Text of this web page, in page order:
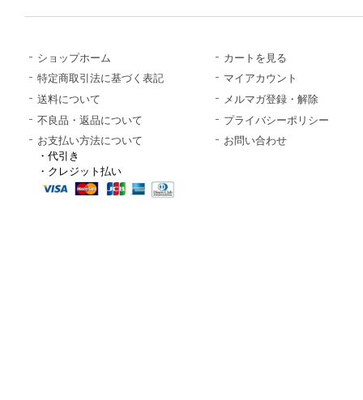
ショップホーム
特定商取引法に基づく表記
送料について
不良品・返品について
お支払い方法について
・代引き
・クレジット払い
カートを見る
マイアカウント
メルマガ登録・解除
プライバシーポリシー
お問い合わせ